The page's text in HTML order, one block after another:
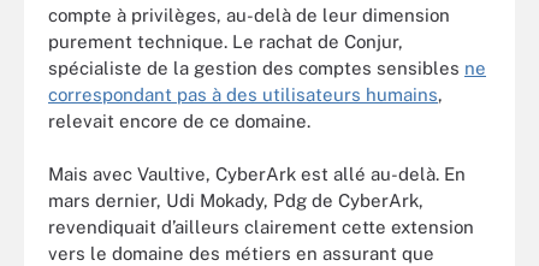
compte à privilèges, au-delà de leur dimension
purement technique. Le rachat de Conjur,
spécialiste de la gestion des comptes sensibles ne
correspondant pas à des utilisateurs humains,
relevait encore de ce domaine.
Mais avec Vaultive, CyberArk est allé au-delà. En
mars dernier, Udi Mokady, Pdg de CyberArk,
revendiquait d’ailleurs clairement cette extension
vers le domaine des métiers en assurant que